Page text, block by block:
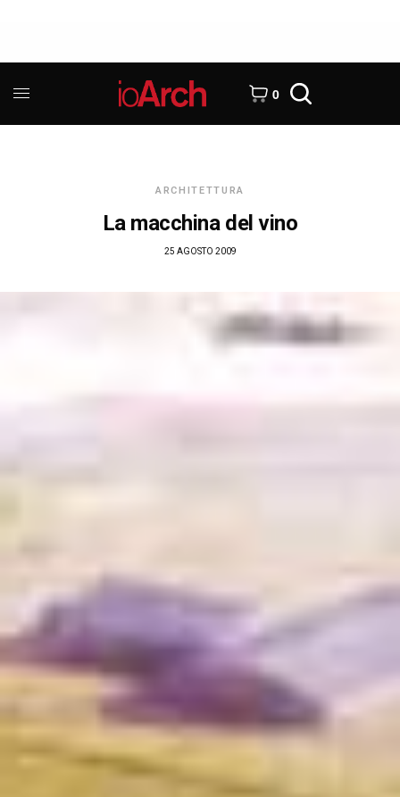
0
ARCHITETTURA
La macchina del vino
25 AGOSTO 2009